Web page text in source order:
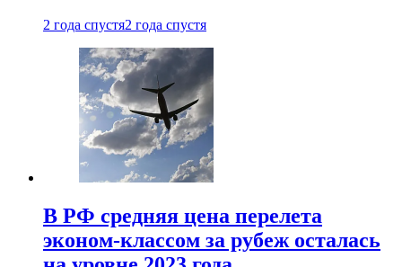
2 года спустя2 года спустя
В РФ средняя цена перелета
эконом-классом за рубеж осталась